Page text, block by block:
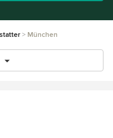
München
Sternen